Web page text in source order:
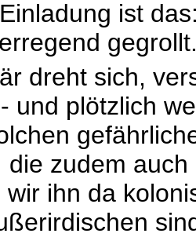
ist
dreht sich,
und plötzlich
die zudem
wir ihn da